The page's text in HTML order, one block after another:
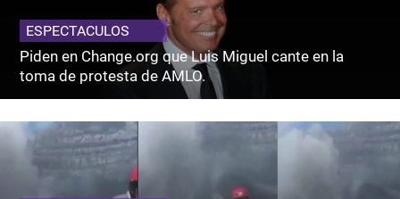
ESPECTACULOS
Piden en Change.org que Luis Miguel cante en la
toma de protesta de AMLO.